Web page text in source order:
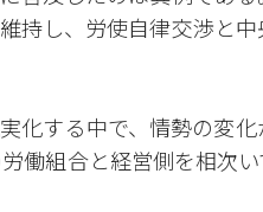
持し、労使自律交渉と
化する中で、情勢の変
働組合と経営側を相次